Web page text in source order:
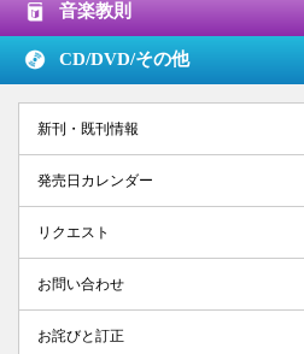
音楽教則
CD/DVD/その他
新刊・既刊情報
発売日カレンダー
リクエスト
お問い合わせ
お詫びと訂正